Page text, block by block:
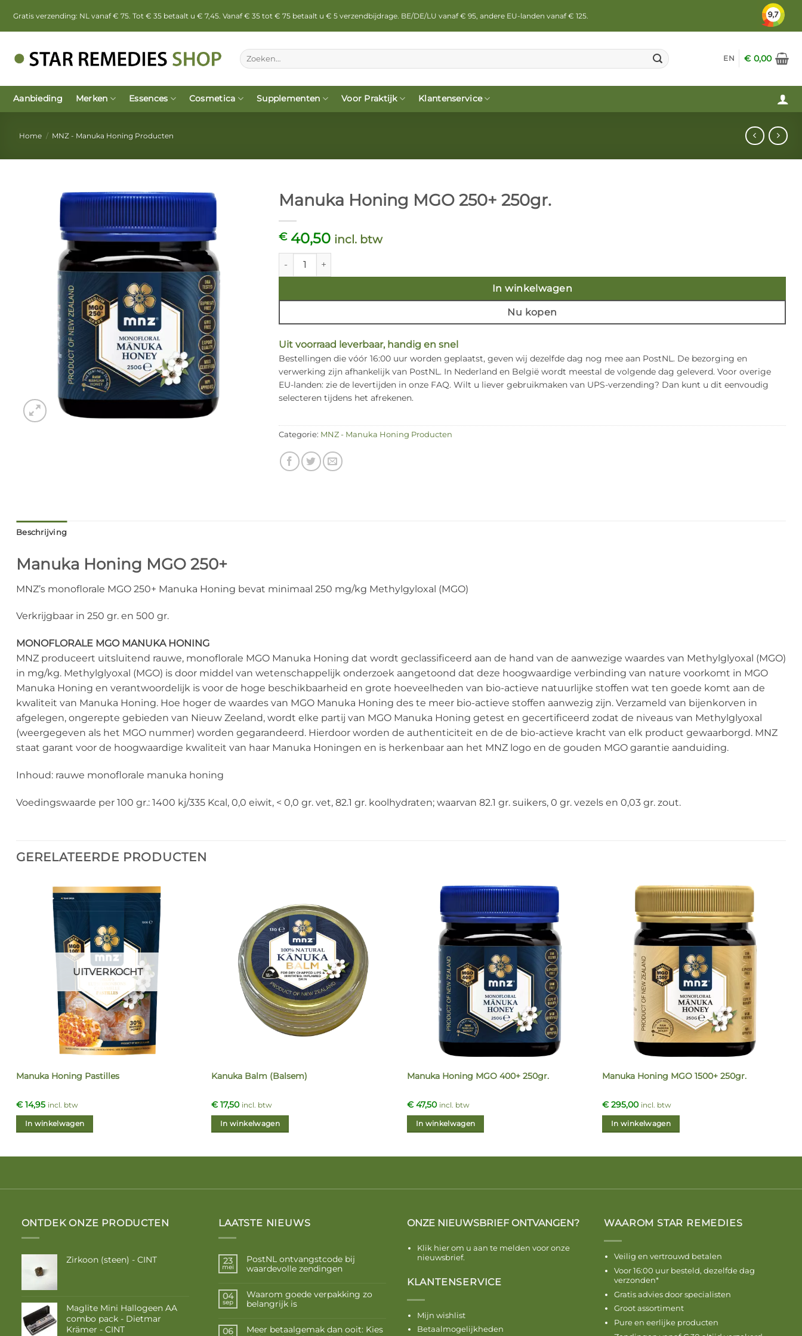
naar
Gratis verzending: NL vanaf € 75. Tot € 35 betaalt u € 7,45. Vanaf € 35 tot € 75 betaalt u € 5 verzendbijdrage. BE/DE/LU vanaf € 95, andere EU-landen vanaf € 125.
Zoeken
naar:
EN €0,00
Aanbieding Merken Essences Cosmetica Supplementen Voor Praktijk Klantenservice
Home / MNZ - Manuka Honing Producten
Manuka Honing MGO 250+ 250gr.
€40,50 incl. btw
Manuka Honing MGO 250+ 250gr. aantal
In winkelwagen
Nu kopen
Uit voorraad leverbaar, handig en snel
Bestellingen die vóór 16:00 uur worden geplaatst, geven wij dezelfde dag nog mee aan PostNL. De bezorging en
verwerking zijn afhankelijk van PostNL. In Nederland en België wordt meestal de volgende dag geleverd. Voor overige
EU-landen: zie de levertijden in onze FAQ. Wilt u liever gebruikmaken van UPS-verzending? Dan kunt u dit eenvoudig
selecteren tijdens het afrekenen.
Categorie: MNZ - Manuka Honing Producten
Beschrijving
Manuka Honing MGO 250+
MNZ’s monoflorale MGO 250+ Manuka Honing bevat minimaal 250 mg/kg Methylgyloxal (MGO)
Verkrijgbaar in 250 gr. en 500 gr.
MONOFLORALE MGO MANUKA HONING
MNZ produceert uitsluitend rauwe, monoflorale MGO Manuka Honing dat wordt geclassificeerd aan de hand van de aanwezige waardes van Methylglyoxal (MGO)
in mg/kg. Methylglyoxal (MGO) is door middel van wetenschappelijk onderzoek aangetoond dat deze hoogwaardige verbinding van nature voorkomt in MGO
Manuka Honing en verantwoordelijk is voor de hoge beschikbaarheid en grote hoeveelheden van bio-actieve natuurlijke stoffen wat ten goede komt aan de
kwaliteit van Manuka Honing. Hoe hoger de waardes van MGO Manuka Honing des te meer bio-actieve stoffen aanwezig zijn. Verzameld van bijenkorven in
afgelegen, ongerepte gebieden van Nieuw Zeeland, wordt elke partij van MGO Manuka Honing getest en gecertificeerd zodat de niveaus van Methylglyoxal
(weergegeven als het MGO nummer) worden gegarandeerd. Hierdoor worden de authenticiteit en de de bio-actieve kracht van elk product gewaarborgd. MNZ
staat garant voor de hoogwaardige kwaliteit van haar Manuka Honingen en is herkenbaar aan het MNZ logo en de gouden MGO garantie aanduiding.
Inhoud: rauwe monoflorale manuka honing
Voedingswaarde per 100 gr.: 1400 kj/335 Kcal, 0,0 eiwit, < 0,0 gr. vet, 82.1 gr. koolhydraten; waarvan 82.1 gr. suikers, 0 gr. vezels en 0,03 gr. zout.
GERELATEERDE PRODUCTEN
UITVERKOCHT
Manuka Honing Pastilles
€14,95 incl. btw
In winkelwagen
Kanuka Balm (Balsem)
€17,50 incl. btw
In winkelwagen
Manuka Honing MGO 400+ 250gr.
€47,50 incl. btw
In winkelwagen
Manuka Honing MGO 1500+ 250gr.
€295,00 incl. btw
In winkelwagen
ONTDEK ONZE PRODUCTEN
Zirkoon (steen) - CINT
Maglite Mini Hallogeen AA
combo pack - Dietmar
Krämer - CINT
LAATSTE NIEUWS
23
mei
PostNL ontvangstcode bij
waardevolle zendingen
04
sep
Waarom goede verpakking zo
belangrijk is
06
Meer betaalgemak dan ooit: Kies
ONZE NIEUWSBRIEF ONTVANGEN?
Klik hier om u aan te melden voor onze
nieuwsbrief.
KLANTENSERVICE
Mijn wishlist
Betaalmogelijkheden
WAAROM STAR REMEDIES
Veilig en vertrouwd betalen
Voor 16:00 uur besteld, dezelfde dag
verzonden*
Gratis advies door specialisten
Groot assortiment
Pure en eerlijke producten